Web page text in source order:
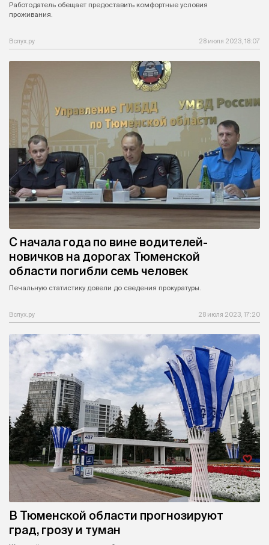
Работодатель обещает предоставить комфортные условия
проживания.
Вслух.ру 28 июля 2023, 18:07
С начала года по вине водителей-
новичков на дорогах Тюменской
области погибли семь человек
Печальную статистику довели до сведения прокуратуры.
Вслух.ру 28 июля 2023, 17:20
В Тюменской области прогнозируют
град, грозу и туман